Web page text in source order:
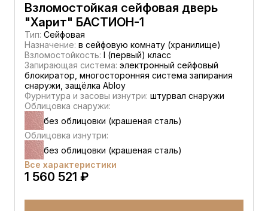
Взломостойкая сейфовая дверь
"Харит" БАСТИОН-1
Тип: Сейфовая
Назначение: в сейфовую комнату (хранилище)
Взломостойкость: I (первый) класс
Запирающая система: электронный сейфовый
блокиратор, многосторонняя система запирания
снаружи, защёлка Abloy
Фурнитура и засовы изнутри: штурвал снаружи
Облицовка снаружи:
без облицовки (крашеная сталь)
Облицовка изнутри:
без облицовки (крашеная сталь)
Все характеристики
1 560 521 ₽